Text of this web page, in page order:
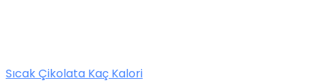
Sıcak Çikolata Kaç Kalori